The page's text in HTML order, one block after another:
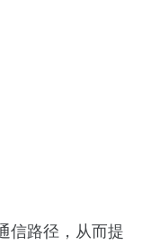
信路径，从而提